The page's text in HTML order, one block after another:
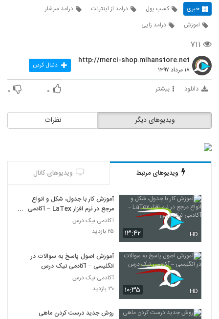
خبری کسب پول درامد از اینترنت
درامد سرشار
اموزش
درامد زایی
۷۱۱
http://merci-shop.mihanstore.net
۱۸ مرداد ۱۳۹۷ دنبال کردن
دانلود بیشتر ۰ ۰
نظرات ویدیوهای دیگر
ویدیوهای مرتبط ویدیوهای کانال
۱۳:۴۲ HD
آموزش کار با جدول، شکل و انواع
مرجع در نرم افزار LaTex – آکادمی
نیک درس
آکادمی نیک درس
۲۵ بازدید
۱۰:۳۵ HD
آموزش اصول پاسخ به سوالات در
انگلیسی – آکادمی نیک درس
آکادمی نیک درس
۳۰ بازدید
روش جدید درست کردن ماهی